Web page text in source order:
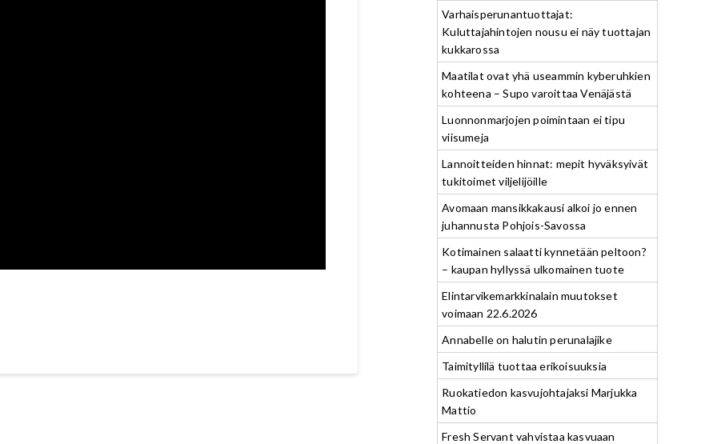
Varhaisperunantuottajat:
Kuluttajahintojen nousu ei näy tuottajan
kukkarossa
Maatilat ovat yhä useammin kyberuhkien
kohteena – Supo varoittaa Venäjästä
Luonnonmarjojen poimintaan ei tipu
viisumeja
Lannoitteiden hinnat: mepit hyväksyivät
tukitoimet viljelijöille
Avomaan mansikkakausi alkoi jo ennen
juhannusta Pohjois-Savossa
Kotimainen salaatti kynnetään peltoon?
– kaupan hyllyssä ulkomainen tuote
Elintarvikemarkkinalain muutokset
voimaan 22.6.2026
Annabelle on halutin perunalajike
Taimityllilä tuottaa erikoisuuksia
Ruokatiedon kasvujohtajaksi Marjukka
Mattio
Fresh Servant vahvistaa kasvuaan